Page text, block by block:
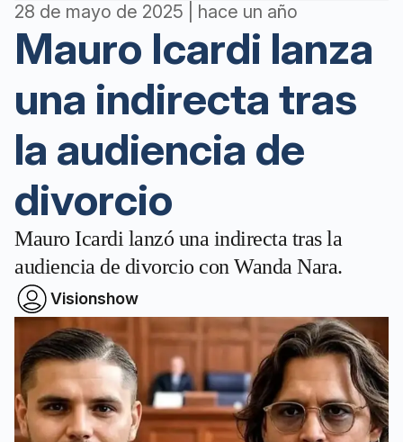
28 de mayo de 2025 | hace un año
Mauro Icardi lanza
una indirecta tras
la audiencia de
divorcio
Mauro Icardi lanzó una indirecta tras la
audiencia de divorcio con Wanda Nara.
Visionshow